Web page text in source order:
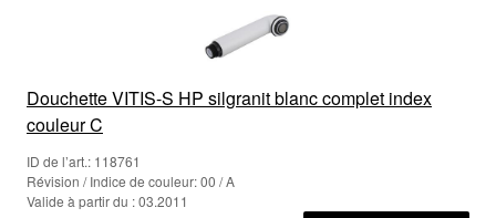
Douchette VITIS-S HP silgranit blanc complet index
couleur C
ID de l’art.: 118761
Révision / Indice de couleur: 00 / A
Valide à partir du : 03.2011